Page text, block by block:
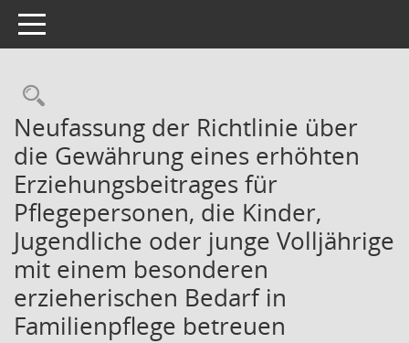
Toggle navigation
Rechercheauswahl
Neufassung der Richtlinie über
die Gewährung eines erhöhten
Erziehungsbeitrages für
Pflegepersonen, die Kinder,
Jugendliche oder junge Volljährige
mit einem besonderen
erzieherischen Bedarf in
Familienpflege betreuen